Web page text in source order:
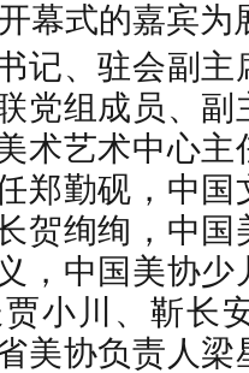
幕式的嘉宾为
记、驻会副
党组成员、
术艺术中心
郑勤砚，中
贺绚绚，中
，中国美协
小川、靳长
美协负责人